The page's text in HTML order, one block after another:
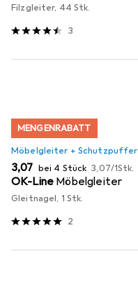
Filzgleiter, 44 Stk.
3
MENGENRABATT
Möbelgleiter + Schutzpuffer
EUR
3,07 bei 4 Stück EUR
3,07/1Stk.
OK-Line Möbelgleiter
Gleitnagel, 1 Stk.
2